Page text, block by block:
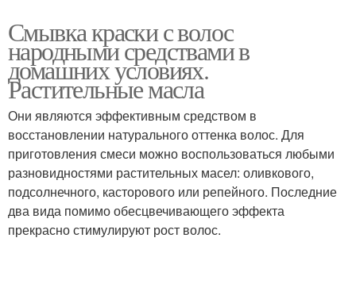
Смывка краски с волос
народными средствами в
домашних условиях.
Растительные масла
Они являются эффективным средством в
восстановлении натурального оттенка волос. Для
приготовления смеси можно воспользоваться любыми
разновидностями растительных масел: оливкового,
подсолнечного, касторового или репейного. Последние
два вида помимо обесцвечивающего эффекта
прекрасно стимулируют рост волос.